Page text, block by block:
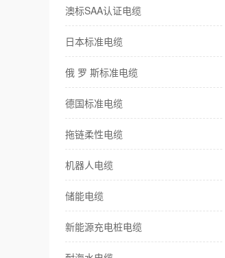
澳标SAA认证电缆
日本标准电缆
俄 罗 斯标准电缆
德国标准电缆
拖链柔性电缆
机器人电缆
储能电缆
新能源充电桩电缆